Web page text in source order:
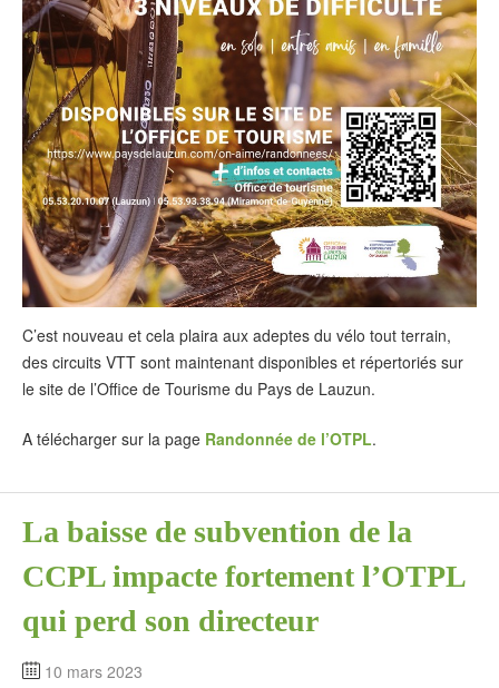
C’est nouveau et cela plaira aux adeptes du vélo tout terrain,
des circuits VTT sont maintenant disponibles et répertoriés sur
le site de l’Office de Tourisme du Pays de Lauzun.
A télécharger sur la page Randonnée de l’OTPL.
La baisse de subvention de la
CCPL impacte fortement l’OTPL
qui perd son directeur
10 mars 2023